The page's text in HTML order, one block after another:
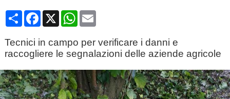
CondividiFacebook
X WhatsApp
Email
Tecnici in campo per verificare i danni e
raccogliere le segnalazioni delle aziende agricole